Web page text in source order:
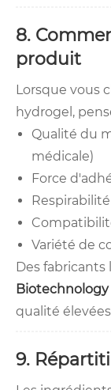
8.
produit
Lorsque vous
hydrogel,
Qualité du
médicale)
Force
Respirabilité
Variété de
Des
Biotechnology
qualité
9.